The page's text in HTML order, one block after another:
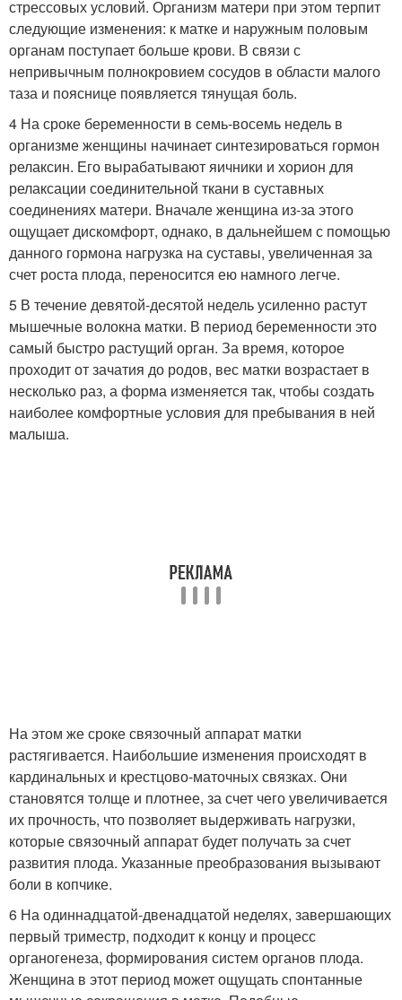
стрессовых условий. Организм матери при этом терпит
следующие изменения: к матке и наружным половым
органам поступает больше крови. В связи с
непривычным полнокровием сосудов в области малого
таза и пояснице появляется тянущая боль.
4 На сроке беременности в семь-восемь недель в
организме женщины начинает синтезироваться гормон
релаксин. Его вырабатывают яичники и хорион для
релаксации соединительной ткани в суставных
соединениях матери. Вначале женщина из-за этого
ощущает дискомфорт, однако, в дальнейшем с помощью
данного гормона нагрузка на суставы, увеличенная за
счет роста плода, переносится ею намного легче.
5 В течение девятой-десятой недель усиленно растут
мышечные волокна матки. В период беременности это
самый быстро растущий орган. За время, которое
проходит от зачатия до родов, вес матки возрастает в
несколько раз, а форма изменяется так, чтобы создать
наиболее комфортные условия для пребывания в ней
малыша.
На этом же сроке связочный аппарат матки
растягивается. Наибольшие изменения происходят в
кардинальных и крестцово-маточных связках. Они
становятся толще и плотнее, за счет чего увеличивается
их прочность, что позволяет выдерживать нагрузки,
которые связочный аппарат будет получать за счет
развития плода. Указанные преобразования вызывают
боли в копчике.
6 На одиннадцатой-двенадцатой неделях, завершающих
первый триместр, подходит к концу и процесс
органогенеза, формирования систем органов плода.
Женщина в этот период может ощущать спонтанные